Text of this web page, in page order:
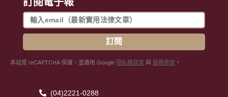
訂閱
本站受 reCAPTCHA 保護，並適用 Google 隱私權政策與 服務條款 。
(04)2221-0288